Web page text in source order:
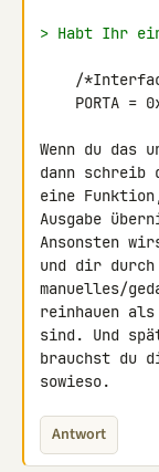
> Habt Ihr
Wenn du das
dann
eine
Ausgabe
Ansonsten
und dir durch
manuelles/
reinhauen
sind. Und
brauchst du
sowieso.
Antwort